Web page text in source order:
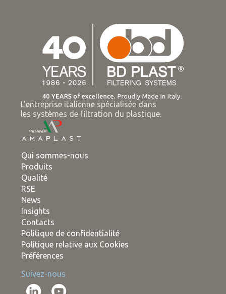
L’entreprise italienne spécialisée dans
les systèmes de filtration du plastique.
Qui sommes-nous
Produits
Qualité
RSE
News
Insights
Contacts
Politique de confidentialité
Politique relative aux Cookies
Préférences
Suivez-nous